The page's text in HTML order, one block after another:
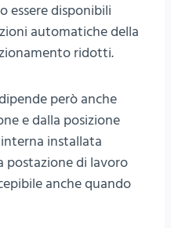
essere disponibili
automatiche della
ridotti.
però anche
e dalla posizione
interna installata
postazione di lavoro
anche quando